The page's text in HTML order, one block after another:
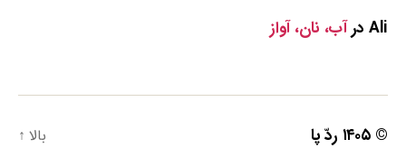
Ali درآب، نان، آواز
© ۱۴۰۵ ردّ پا بالا ↑